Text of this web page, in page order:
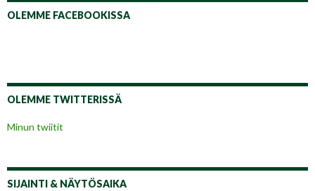
OLEMME FACEBOOKISSA
OLEMME TWITTERISSÄ
Minun twiitit
SIJAINTI & NÄYTÖSAIKA